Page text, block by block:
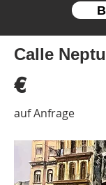
Calle
€
auf Anfrage